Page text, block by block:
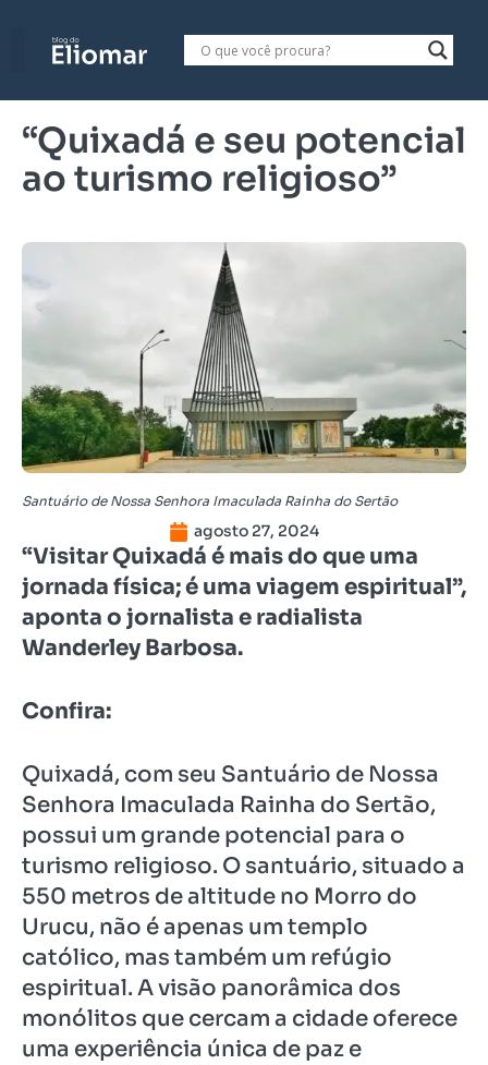
“Quixadá e seu potencial
ao turismo religioso”
Santuário de Nossa Senhora Imaculada Rainha do Sertão
agosto 27, 2024
“Visitar Quixadá é mais do que uma
jornada física; é uma viagem espiritual”,
aponta o jornalista e radialista
Wanderley Barbosa.
Confira:
Quixadá, com seu Santuário de Nossa
Senhora Imaculada Rainha do Sertão,
possui um grande potencial para o
turismo religioso. O santuário, situado a
550 metros de altitude no Morro do
Urucu, não é apenas um templo
católico, mas também um refúgio
espiritual. A visão panorâmica dos
monólitos que cercam a cidade oferece
uma experiência única de paz e